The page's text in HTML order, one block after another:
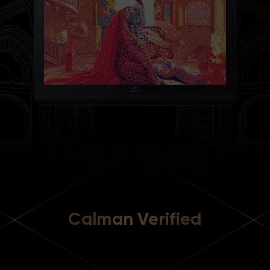
Calman Verified